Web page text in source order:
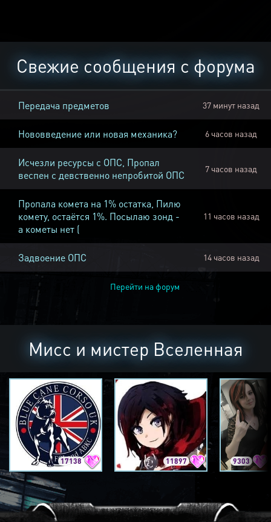
Свежие сообщения с форума
Передача предметов 37 минут назад
Нововведение или новая механика? 6 часов назад
Исчезли ресурсы с ОПС, Пропал
веспен с девственно непробитой ОПС
7 часов назад
Пропала комета на 1% остатка, Пилю
комету, остаётся 1%. Посылаю зонд -
а кометы нет (
11 часов назад
Задвоение ОПС 14 часов назад
Перейти на форум
Мисс и мистер Вселенная
17138 11897 9303